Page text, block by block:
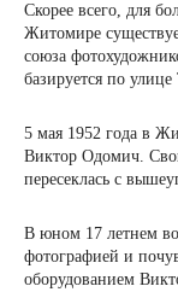
Скорее всего, для
Житомире
союза
базируется по улице
5 мая 1952 года в
Виктор Одомич.
пересеклась с
В юном 17 летнем
фотографией и
оборудованием